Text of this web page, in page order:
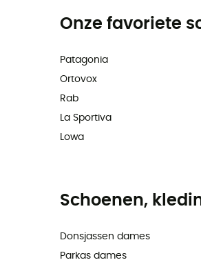
Onze favoriete
Patagonia
Ortovox
Rab
La Sportiva
Lowa
Schoenen,
Donsjassen dames
Parkas dames